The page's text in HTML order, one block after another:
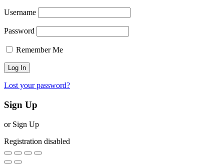
Username
Password
Remember Me
Lost your password?
Sign Up
or Sign Up
Registration disabled